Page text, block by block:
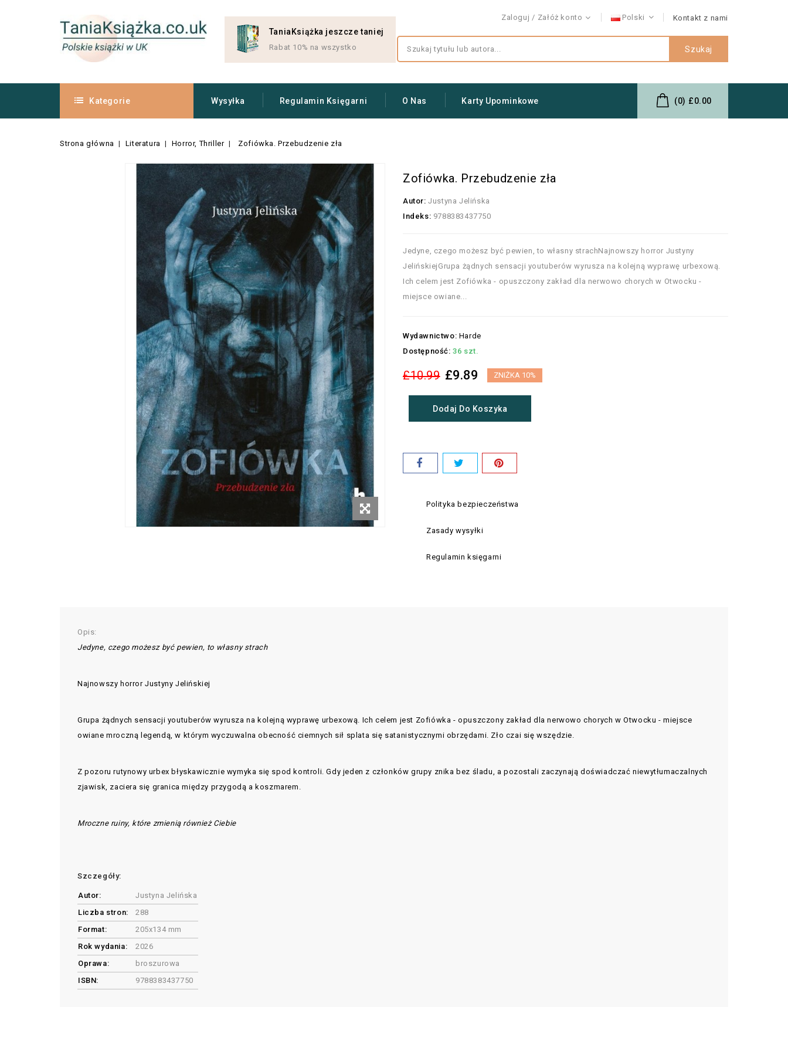
Zaloguj Załóż konto Polski Kontakt z nami
TaniaKsiążka jeszcze taniej
Rabat 10% na wszystko Szukaj
Kategorie Wysyłka Regulamin Księgarni O Nas Karty Upominkowe (0) £0.00
Strona główna Literatura Horror, Thriller Zofiówka. Przebudzenie zła
Zofiówka. Przebudzenie zła
Autor: Justyna Jelińska
Indeks: 9788383437750
Jedyne, czego możesz być pewien, to własny strachNajnowszy horror Justyny
JelińskiejGrupa żądnych sensacji youtuberów wyrusza na kolejną wyprawę urbexową.
Ich celem jest Zofiówka - opuszczony zakład dla nerwowo chorych w Otwocku -
miejsce owiane...
Wydawnictwo: Harde
Dostępność: 36 szt.
£10.99 £9.89 ZNIŻKA 10%
Dodaj Do Koszyka
Polityka bezpieczeństwa
Zasady wysyłki
Regulamin księgarni
Opis:
Jedyne, czego możesz być pewien, to własny strach
Najnowszy horror Justyny Jelińskiej
Grupa żądnych sensacji youtuberów wyrusza na kolejną wyprawę urbexową. Ich celem jest Zofiówka - opuszczony zakład dla nerwowo chorych w Otwocku - miejsce
owiane mroczną legendą, w którym wyczuwalna obecność ciemnych sił splata się satanistycznymi obrzędami. Zło czai się wszędzie.
Z pozoru rutynowy urbex błyskawicznie wymyka się spod kontroli. Gdy jeden z członków grupy znika bez śladu, a pozostali zaczynają doświadczać niewytłumaczalnych
zjawisk, zaciera się granica między przygodą a koszmarem.
Mroczne ruiny, które zmienią również Ciebie
Szczegóły:
Autor:
Justyna Jelińska
Liczba stron:
288
Format:
205x134 mm
Rok wydania:
2026
Oprawa:
broszurowa
ISBN:
9788383437750